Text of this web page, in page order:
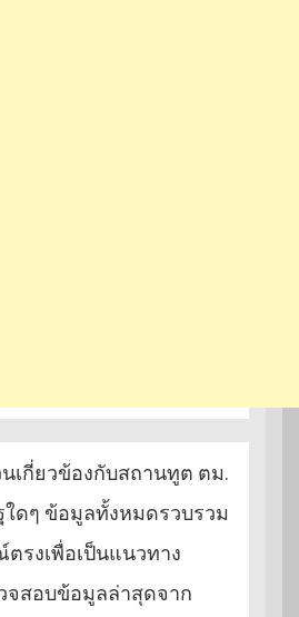
เกี่ยวข้องกับสถานทูต ตม.
ดๆ ข้อมูลทั้งหมดรวบรวม
รงเพื่อเป็นแนวทาง
จสอบข้อมูลล่าสุดจาก